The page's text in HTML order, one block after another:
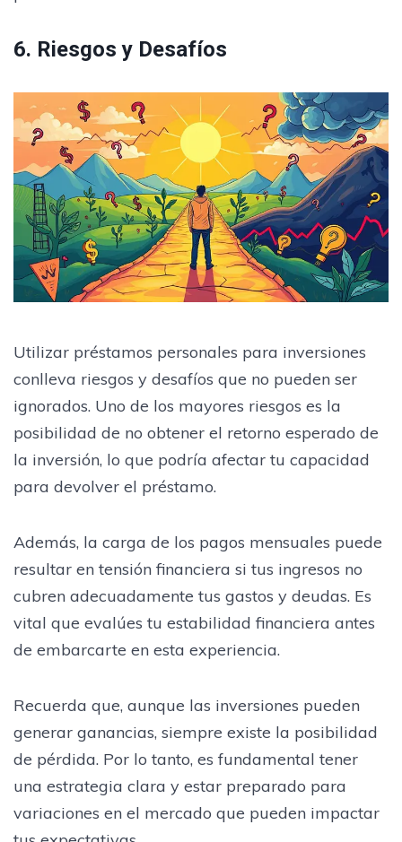
6. Riesgos y Desafíos
Utilizar préstamos personales para inversiones
conlleva riesgos y desafíos que no pueden ser
ignorados. Uno de los mayores riesgos es la
posibilidad de no obtener el retorno esperado de
la inversión, lo que podría afectar tu capacidad
para devolver el préstamo.
Además, la carga de los pagos mensuales puede
resultar en tensión financiera si tus ingresos no
cubren adecuadamente tus gastos y deudas. Es
vital que evalúes tu estabilidad financiera antes
de embarcarte en esta experiencia.
Recuerda que, aunque las inversiones pueden
generar ganancias, siempre existe la posibilidad
de pérdida. Por lo tanto, es fundamental tener
una estrategia clara y estar preparado para
variaciones en el mercado que pueden impactar